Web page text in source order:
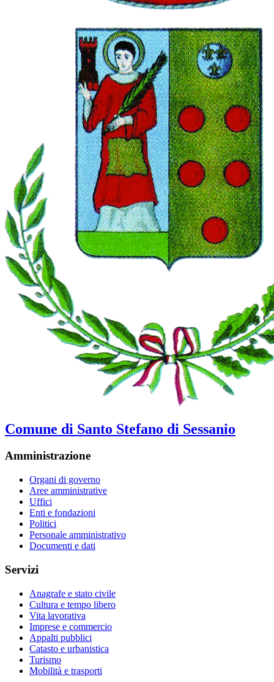
Comune di Santo Stefano di Sessanio
Amministrazione
Organi di governo
Aree amministrative
Uffici
Enti e fondazioni
Politici
Personale amministrativo
Documenti e dati
Servizi
Anagrafe e stato civile
Cultura e tempo libero
Vita lavorativa
Imprese e commercio
Appalti pubblici
Catasto e urbanistica
Turismo
Mobilità e trasporti